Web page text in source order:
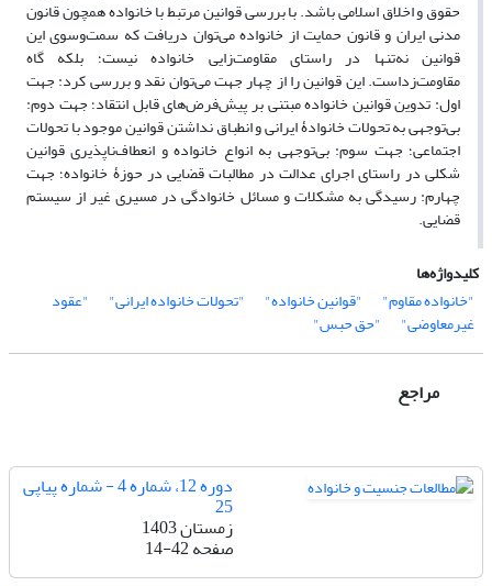
حقوق و اخلاق اسلامی باشد. با بررسی قوانین مرتبط با خانواده همچون قانون
مدنی ایران و قانون حمایت از خانواده می‌توان دریافت که سمت‌وسوی این
قوانین نه‌تنها در راستای مقاومت‌زایی خانواده نیست؛ بلکه گاه
مقاومت‌زداست. این قوانین را از چهار جهت می‌توان نقد و بررسی کرد: جهت
اول: تدوین قوانین خانواده مبتنی بر پیش‌فرض‌های قابل انتقاد؛ جهت دوم:
بی‌توجهی به تحولات خانوادۀ ایرانی و انطباق نداشتن قوانین موجود با تحولات
اجتماعی؛ جهت سوم: بی‌توجهی به انواع خانواده و انعطاف‌ناپذیری قوانین
شکلی در راستای اجرای عدالت در مطالبات قضایی در حوزۀ خانواده؛ جهت
چهارم: رسیدگی به مشکلات و مسائل خانوادگی در مسیری غیر از سیستم
قضایی.
کلیدواژه‌ها
"خانواده مقاوم"
"قوانین خانواده" "تحولات خانواده ایرانی" "عقود
غیرمعاوضی" "حق حبس"
مراجع
دوره 12، شماره 4 - شماره پیاپی
25
زمستان 1403
صفحه14-42